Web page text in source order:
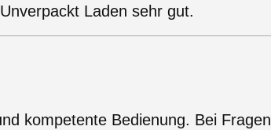
Laden sehr gut.
kompetente Bedienung. Bei Fragen